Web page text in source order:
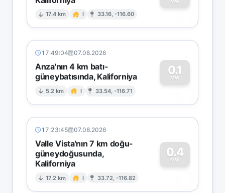
17.4 km I 33.16, -116.60
MW
0
17:49:04 07.08.2026
Anza'nın 4 km batı-
güneybatısında, Kaliforniya
5.2 km I 33.54, -116.71
0.1
MW
0
17:23:45 07.08.2026
Valle Vista'nın 7 km doğu-
güneydoğusunda,
Kaliforniya
17.2 km I 33.72, -116.82
0.4
MW
0